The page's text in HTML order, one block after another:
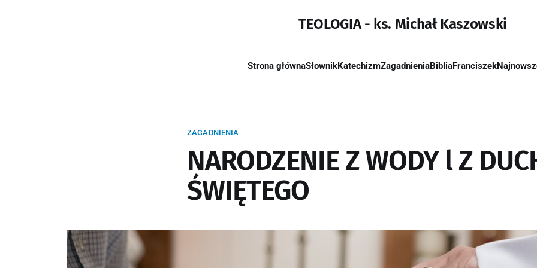
TEOLOGIA - ks. Michał Kaszowski
Strona głównaSłownikKatechizmZagadnieniaBibliaFranciszek
ZAGADNIENIA
NARODZENIE Z WODY l Z
ŚWIĘTEGO